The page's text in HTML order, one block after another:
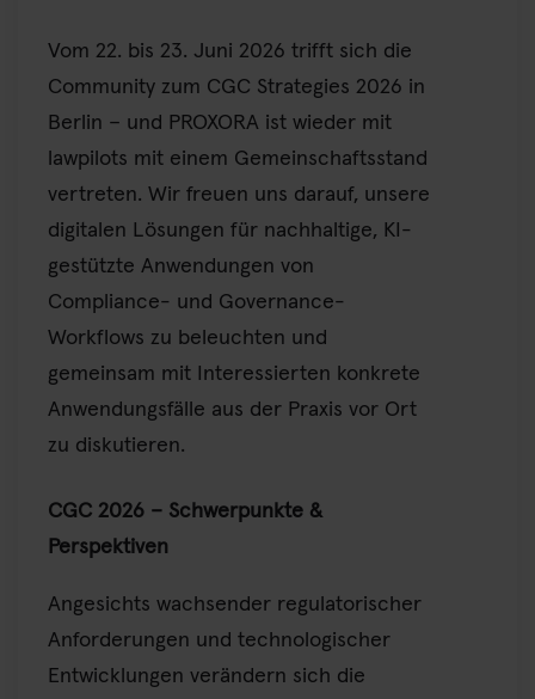
Vom 22. bis 23. Juni 2026 trifft sich die
Community zum CGC Strategies 2026 in
Berlin – und PROXORA ist wieder mit
lawpilots mit einem Gemeinschaftsstand
vertreten. Wir freuen uns darauf, unsere
digitalen Lösungen für nachhaltige, KI-
gestützte Anwendungen von
Compliance- und Governance-
Workflows zu beleuchten und
gemeinsam mit Interessierten konkrete
Anwendungsfälle aus der Praxis vor Ort
zu diskutieren.
CGC 2026 – Schwerpunkte &
Perspektiven
Angesichts wachsender regulatorischer
Anforderungen und technologischer
Entwicklungen verändern sich die